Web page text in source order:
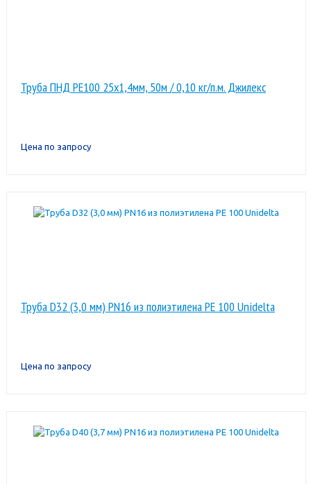
Труба ПНД РЕ100 25х1,4мм, 50м / 0,10 кг/п.м. Джилекс
Цена по запросу
Труба D32 (3,0 мм) PN16 из полиэтилена PE 100 Unidelta
Цена по запросу